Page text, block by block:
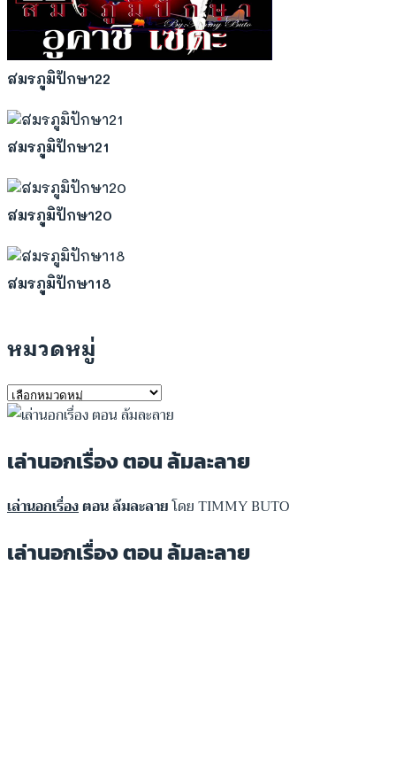
สมรภูมิปักษา22
สมรภูมิปักษา21
สมรภูมิปักษา20
สมรภูมิปักษา18
หมวดหมู่
หมวด
หมู่
เล่านอกเรื่อง ตอน ล้มละลาย
เล่านอกเรื่องตอน ล้มละลายโดย TIMMY BUTO
เล่านอกเรื่อง ตอน ล้มละลาย